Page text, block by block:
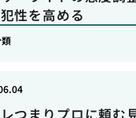
性を高める
レつまりプロに頼む